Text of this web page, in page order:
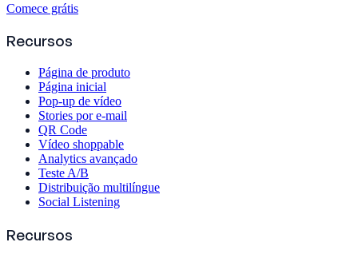
Comece grátis
Recursos
Página de produto
Página inicial
Pop-up de vídeo
Stories por e-mail
QR Code
Vídeo shoppable
Analytics avançado
Teste A/B
Distribuição multilíngue
Social Listening
Recursos